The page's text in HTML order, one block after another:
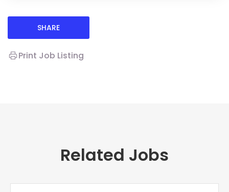
SHARE
Print Job Listing
Related Jobs